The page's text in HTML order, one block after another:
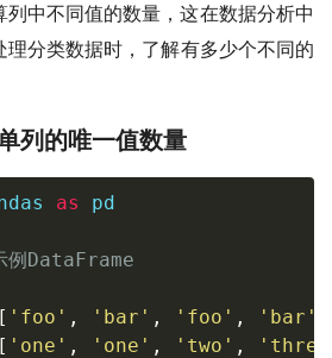
列中不同值的数量，这在数据分析中
分类数据时，了解有多少个不同的
列的唯一值数量
as pd
例DataFrame
[ 'foo' , 'bar' , 'foo' , 'bar'
[ 'one' , 'one' , 'two' ,